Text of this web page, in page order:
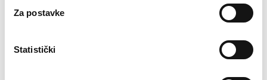
Za postavke
Statistički